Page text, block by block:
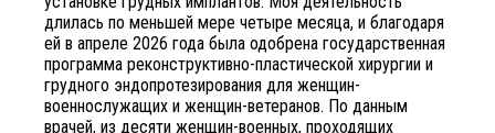
длилась по меньшей мере четыре месяца, и благодаря
ей в апреле 2026 года была одобрена государственная
программа реконструктивно-пластической хирургии и
грудного эндопротезирования для женщин-
военнослужащих и женщин-ветеранов. По данным
врачей, из десяти женщин-военных, проходящих